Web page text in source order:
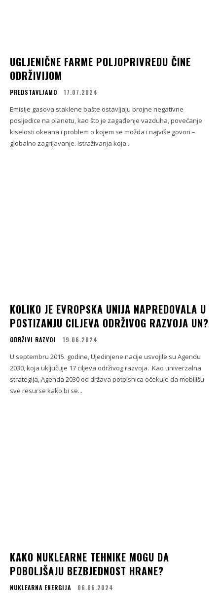
UGLJENIČNE FARME POLJOPRIVREDU ČINE
ODRŽIVIJOM
PREDSTAVLJAMO 17.07.2024
Emisije gasova staklene bašte ostavljaju brojne negativne
posljedice na planetu, kao što je zagađenje vazduha, povećanje
kiselosti okeana i problem o kojem se možda i najviše govori –
globalno zagrijavanje. Istraživanja koja...
KOLIKO JE EVROPSKA UNIJA NAPREDOVALA U
POSTIZANJU CILJEVA ODRŽIVOG RAZVOJA UN?
ODRŽIVI RAZVOJ 19.06.2024
U septembru 2015. godine, Ujedinjene nacije usvojile su Agendu
2030, koja uključuje 17 ciljeva održivog razvoja. Kao univerzalna
strategija, Agenda 2030 od država potpisnica očekuje da mobilišu
sve resurse kako bi se...
KAKO NUKLEARNE TEHNIKE MOGU DA
POBOLJŠAJU BEZBJEDNOST HRANE?
NUKLEARNA ENERGIJA 06.06.2024